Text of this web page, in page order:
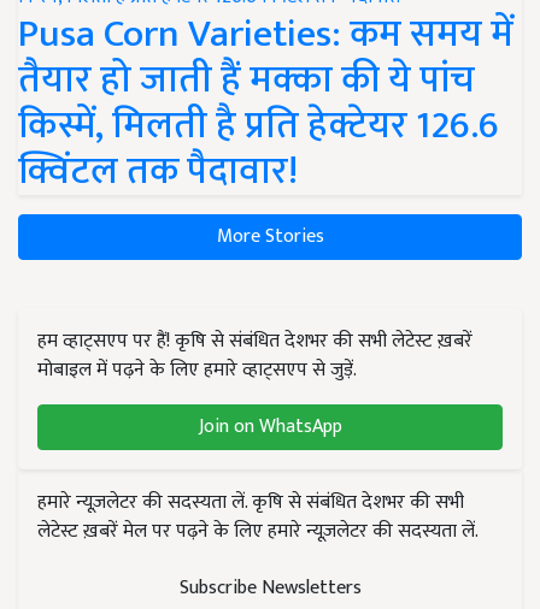
Pusa Corn Varieties: कम समय में
तैयार हो जाती हैं मक्का की ये पांच
किस्में, मिलती है प्रति हेक्टेयर 126.6
क्विंटल तक पैदावार!
More Stories
हम व्हाट्सएप पर हैं! कृषि से संबंधित देशभर की सभी लेटेस्ट ख़बरें
मोबाइल में पढ़ने के लिए हमारे व्हाट्सएप से जुड़ें.
Join on WhatsApp
हमारे न्यूज़लेटर की सदस्यता लें. कृषि से संबंधित देशभर की सभी
लेटेस्ट ख़बरें मेल पर पढ़ने के लिए हमारे न्यूज़लेटर की सदस्यता लें.
Subscribe Newsletters